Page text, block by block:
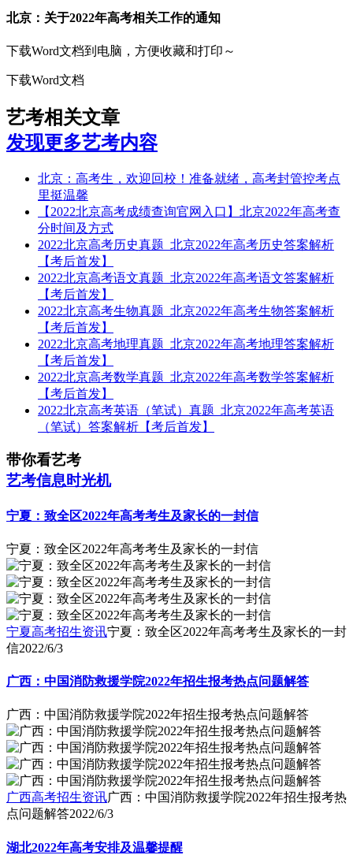
北京：关于2022年高考相关工作的通知
下载Word文档到电脑，方便收藏和打印～
下载Word文档
艺考相关文章
发现更多艺考内容
北京：高考生，欢迎回校！准备就绪，高考封管控考点
里挺温馨
【2022北京高考成绩查询官网入口】北京2022年高考查
分时间及方式
2022北京高考历史真题_北京2022年高考历史答案解析
【考后首发】
2022北京高考语文真题_北京2022年高考语文答案解析
【考后首发】
2022北京高考生物真题_北京2022年高考生物答案解析
【考后首发】
2022北京高考地理真题_北京2022年高考地理答案解析
【考后首发】
2022北京高考数学真题_北京2022年高考数学答案解析
【考后首发】
2022北京高考英语（笔试）真题_北京2022年高考英语
（笔试）答案解析【考后首发】
带你看艺考
艺考信息时光机
宁夏：致全区2022年高考考生及家长的一封信
宁夏：致全区2022年高考考生及家长的一封信
宁夏高考招生资讯宁夏：致全区2022年高考考生及家长的一封
信2022/6/3
广西：中国消防救援学院2022年招生报考热点问题解答
广西：中国消防救援学院2022年招生报考热点问题解答
广西高考招生资讯广西：中国消防救援学院2022年招生报考热
点问题解答2022/6/3
湖北2022年高考安排及温馨提醒